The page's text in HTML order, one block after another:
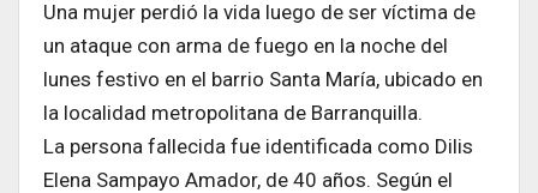
Una mujer perdió la vida luego de ser víctima de
un ataque con arma de fuego en la noche del
lunes festivo en el barrio Santa María, ubicado en
la localidad metropolitana de Barranquilla.
La persona fallecida fue identificada como Dilis
Elena Sampayo Amador, de 40 años. Según el